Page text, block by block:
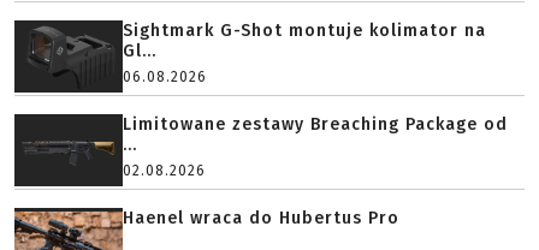
Sightmark G-Shot montuje kolimator na
Gl...
06.08.2026
Limitowane zestawy Breaching Package od
...
02.08.2026
Haenel wraca do Hubertus Pro